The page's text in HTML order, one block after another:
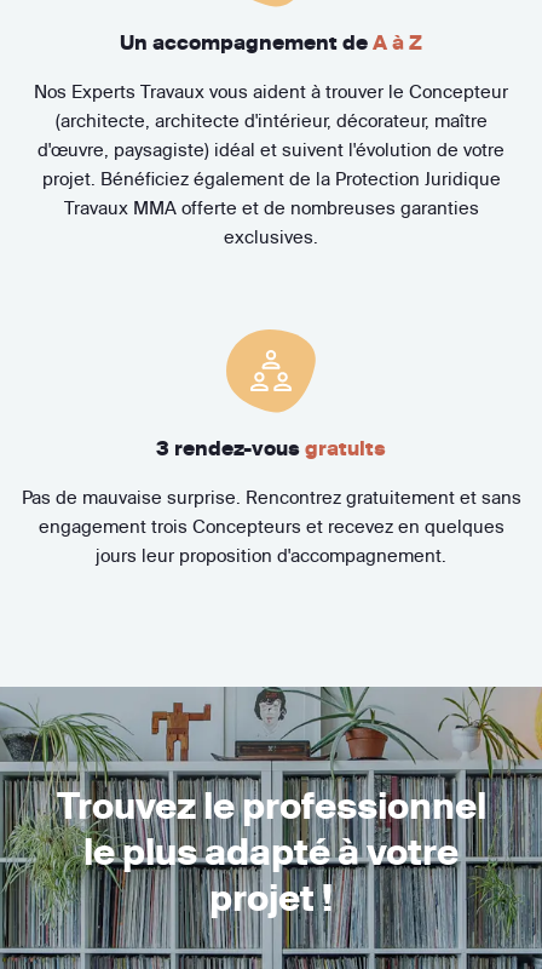
Un accompagnement de A à Z
Nos Experts Travaux vous aident à trouver le Concepteur
(architecte, architecte d'intérieur, décorateur, maître
d'œuvre, paysagiste) idéal et suivent l'évolution de votre
projet. Bénéficiez également de la Protection Juridique
Travaux MMA offerte et de nombreuses garanties
exclusives.
3 rendez-vous gratuits
Pas de mauvaise surprise. Rencontrez gratuitement et sans
engagement trois Concepteurs et recevez en quelques
jours leur proposition d'accompagnement.
Trouvez le professionnel
le plus adapté à votre
projet !